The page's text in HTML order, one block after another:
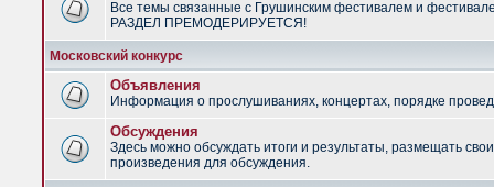
Все темы связанные с Грушинским фестивалем и
РАЗДЕЛ ПРЕМОДЕРИРУЕТСЯ!
Московский конкурс
Объявления
Информация о прослушиваниях, концертах, порядке
Обсуждения
Здесь можно обсуждать итоги и результаты, размещать
произведения для обсуждения.